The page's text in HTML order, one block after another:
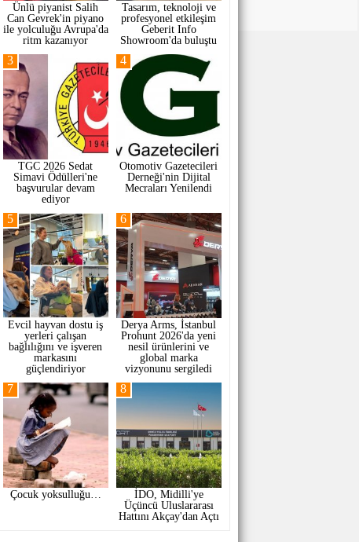
Ünlü piyanist Salih
Can Gevrek'in piyano
ile yolculuğu Avrupa'da
ritm kazanıyor
Tasarım, teknoloji ve
profesyonel etkileşim
Geberit Info
Showroom'da buluştu
TGC 2026 Sedat
Simavi Ödülleri'ne
başvurular devam
ediyor
3
Otomotiv Gazetecileri
Derneği'nin Dijital
Mecraları Yenilendi
4
Evcil hayvan dostu iş
yerleri çalışan
bağlılığını ve işveren
markasını
güçlendiriyor
5
Derya Arms, İstanbul
Prohunt 2026'da yeni
nesil ürünlerini ve
global marka
vizyonunu sergiledi
6
Çocuk yoksulluğu…
7
İDO, Midilli'ye
Üçüncü Uluslararası
Hattını Akçay'dan Açtı
8